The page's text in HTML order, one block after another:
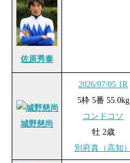
佐原秀泰
城野慈尚
2026/07/05 1R
5枠 5番 55.0kg
コンドコソ
牡 2歳
別府真（高知）